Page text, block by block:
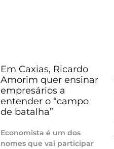
Em Caxias, Ricardo
Amorim quer ensinar
empresários a
entender o “campo
de batalha”
Economista é um dos
nomes que vai participar